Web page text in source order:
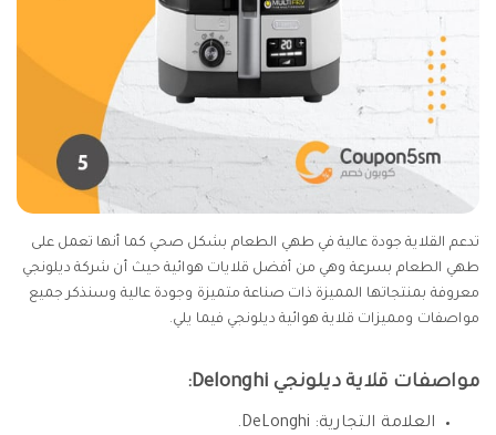
تدعم القلاية جودة عالية في طهي الطعام بشكل صحي كما أنها تعمل على
طهي الطعام بسرعة وهي من أفضل قلايات هوائية حيث أن شركة ديلونجي
معروفة بمنتجاتها المميزة ذات صناعة متميزة وجودة عالية وسنذكر جميع
مواصفات ومميزات قلاية هوائية ديلونجي فيما يلي.
مواصفات قلاية ديلونجي Delonghi:
العلامة التجارية: ‎DeLonghi.